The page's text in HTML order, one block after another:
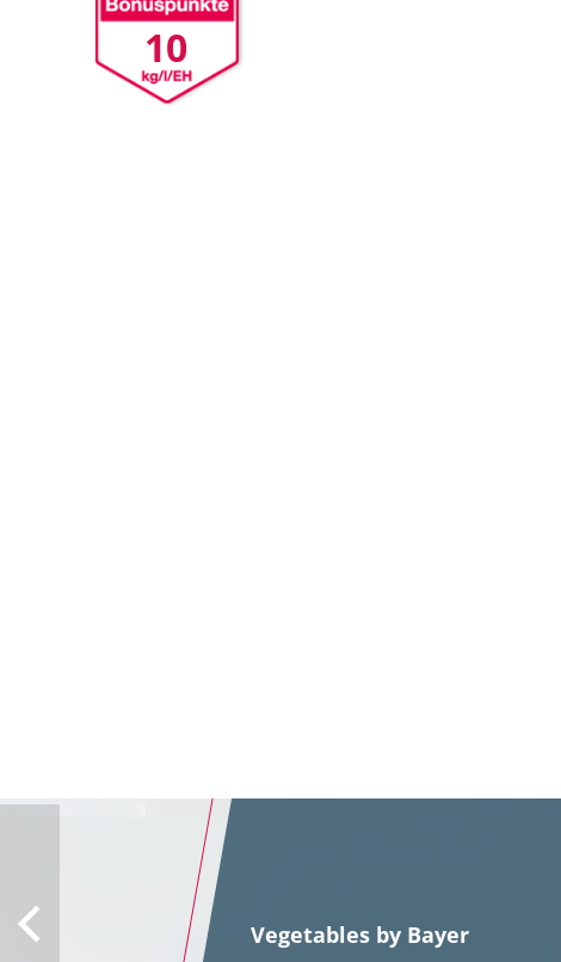
10
Vegetables by Bayer